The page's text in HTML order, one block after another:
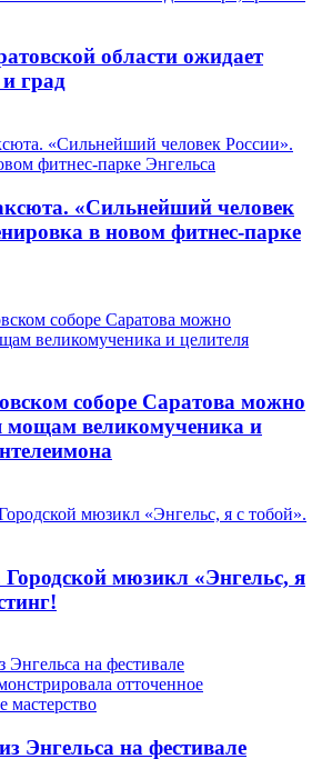
области ожидает
град
«Сильнейший человек
в новом фитнес-парке
соборе Саратова можно
мощам великомученика и
Городской мюзикл «Энгельс, я
Энгельса на фестивале